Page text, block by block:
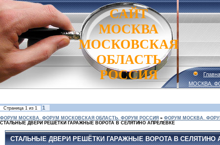
САЙТ
МОСКВА
МОСКОВСКАЯ
ОБЛАСТЬ
РОССИЯ
МОСКВА.
Страница 1 из 1 1
ФОРУМ МОСКВА. ФОРУМ МОСКОВСКАЯ ОБЛАСТЬ. ФОРУМ РОССИЯ » ФОРУМ МОСКВА.
СТАЛЬНЫЕ ДВЕРИ РЕШЁТКИ ГАРАЖНЫЕ ВОРОТА В СЕЛЯТИНО АПРЕЛЕВКЕ
СТАЛЬНЫЕ ДВЕРИ РЕШЁТКИ ГАРАЖНЫЕ ВОРОТА В СЕЛЯТИНО